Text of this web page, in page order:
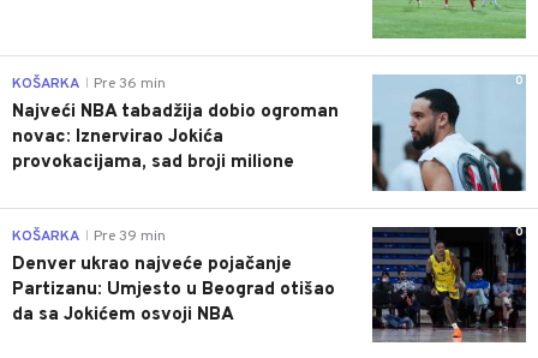
0
KOŠARKA Pre 36 min
Najveći NBA tabadžija dobio ogroman
novac: Iznervirao Jokića
provokacijama, sad broji milione
0
KOŠARKA Pre 39 min
Denver ukrao najveće pojačanje
Partizanu: Umjesto u Beograd otišao
da sa Jokićem osvoji NBA